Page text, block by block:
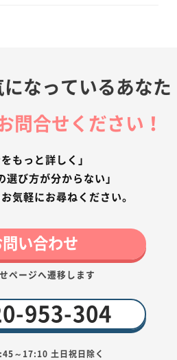
なっているあなた
問合せください！
をもっと詳しく」
選び方が分からない」
気軽にお尋ねください。
問い合わせ
ページへ遷移します
953-304
～17:10 土日祝日除く